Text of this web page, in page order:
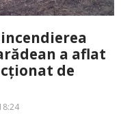
a aflat
de